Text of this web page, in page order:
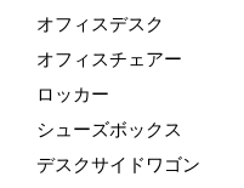
オフィスデスク
オフィスチェアー
ロッカー
シューズボックス
デスクサイドワゴン